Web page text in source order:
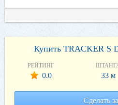
Купить TRACKER S
РЕЙТИНГ
0.0 33 м
Сделать